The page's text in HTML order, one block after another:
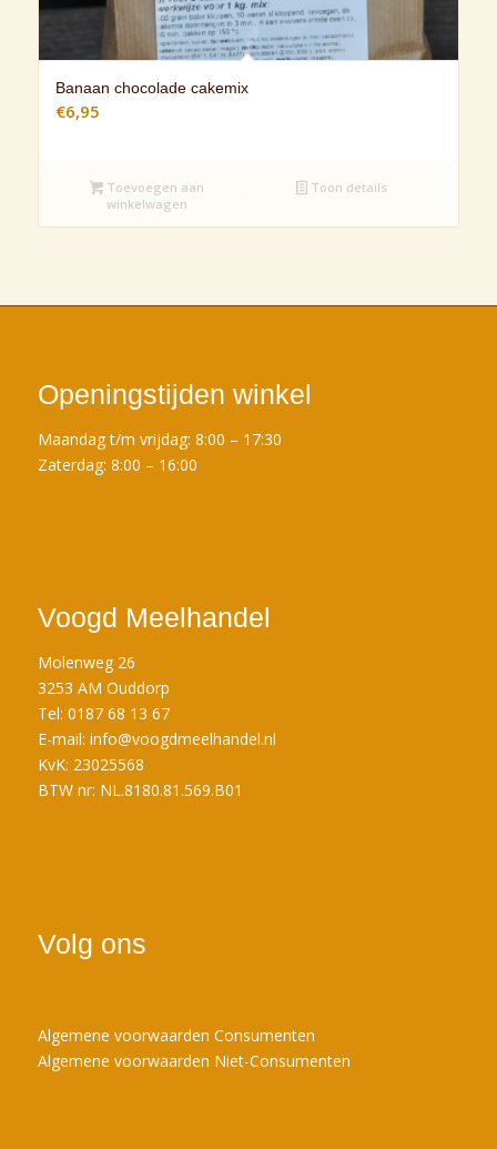
Banaan chocolade cakemix
€6,95
Toevoegen aan
winkelwagen
Toon details
Openingstijden winkel
Maandag t/m vrijdag: 8:00 – 17:30
Zaterdag: 8:00 – 16:00
Voogd Meelhandel
Molenweg 26
3253 AM Ouddorp
Tel: 0187 68 13 67
E-mail: info@voogdmeelhandel.nl
KvK: 23025568
BTW nr: NL.8180.81.569.B01
Volg ons
Algemene voorwaarden Consumenten
Algemene voorwaarden Niet-Consumenten